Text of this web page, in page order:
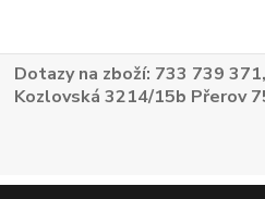
Dotazy na zboží: 733 739
Kozlovská 3214/15b Přerov